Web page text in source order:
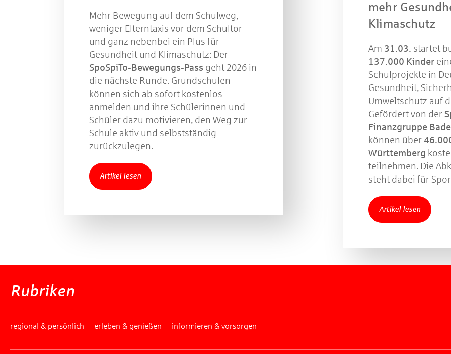
Mehr Bewegung auf dem Schulweg,
weniger Elterntaxis vor dem Schultor
und ganz nebenbei ein Plus für
Gesundheit und Klimaschutz: Der
SpoSpiTo-Bewegungs-Pass geht 2026 in
die nächste Runde. Grundschulen
können sich ab sofort kostenlos
anmelden und ihre Schülerinnen und
Schüler dazu motivieren, den Weg zur
Schule aktiv und selbstständig
zurückzulegen.
Artikel lesen
mehr
Klimaschutz
Am 31.03. startet
137.000 Kinder
Schulprojekte in
Gesundheit,
Umweltschutz auf
Gefördert von der
Finanzgruppe
können über
Württemberg
teilnehmen. Die
steht dabei für
Artikel lesen
Rubriken
regional & persönlich erleben & genießen informieren & vorsorgen
Gewinnspiel geschlossen